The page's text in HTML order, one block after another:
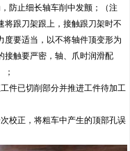
防止细长轴车削中发颤；（注
将跟刀架跟上，接触跟刀架时不
度要适当，以不将轴件顶变形为
接触要严密，轴、爪时润滑配
；
件已切削部分并推进工件待加工
校正，将粗车中产生的顶部孔误